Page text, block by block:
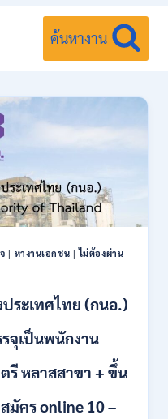
ค้นหางาน
| หางานเอกชน |ไม่ต้องผ่าน
ระเทศไทย (กนอ.)
จุเป็นพนักงาน
รี หลาสสาขา + ขึ้น
มัคร online 10 –